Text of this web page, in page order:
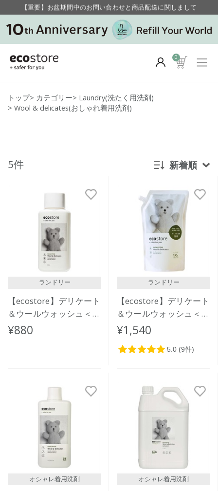
【重要】お盆期間中のお問い合わせと商品配送に関しまして
毎月お得にポイントが貯まる！ “月のポイントアップデー”
0
トップ> カテゴリー> Laundry(洗たく用洗剤)
> Wool & delicates(おしゃれ着用洗剤)
5件 新着順
発売日順
価格が安い
価格が高い
レビューが多い順
人気順
ランドリー
【ecostore】デリケート
＆ウールウォッシュ＜お
しゃれ着用＞ 500ｍL
¥880
ランドリー
【ecostore】デリケート
＆ウールウォッシュ＜お
しゃれ着用＞リフィルパ
ック1L
¥1,540
オシャレ着用洗剤 オシャレ着用洗剤